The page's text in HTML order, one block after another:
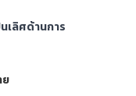
เลิศด้านการ